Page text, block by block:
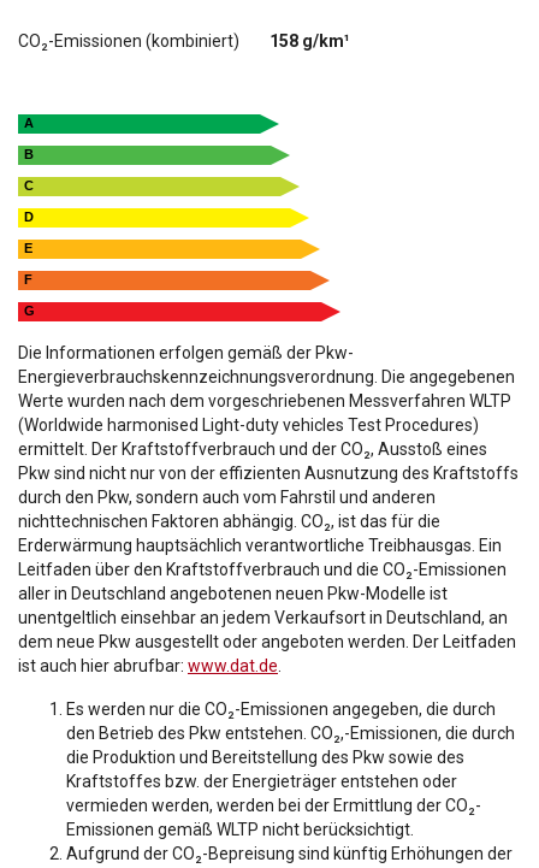
CO₂-Emissionen (kombiniert) 158 g/km¹
A
B
C
D
E
F
G
Die Informationen erfolgen gemäß der Pkw-
Energieverbrauchskennzeichnungsverordnung. Die angegebenen
Werte wurden nach dem vorgeschriebenen Messverfahren WLTP
(Worldwide harmonised Light-duty vehicles Test Procedures)
ermittelt. Der Kraftstoffverbrauch und der CO₂, Ausstoß eines
Pkw sind nicht nur von der effizienten Ausnutzung des Kraftstoffs
durch den Pkw, sondern auch vom Fahrstil und anderen
nichttechnischen Faktoren abhängig. CO₂, ist das für die
Erderwärmung hauptsächlich verantwortliche Treibhausgas. Ein
Leitfaden über den Kraftstoffverbrauch und die CO₂-Emissionen
aller in Deutschland angebotenen neuen Pkw-Modelle ist
unentgeltlich einsehbar an jedem Verkaufsort in Deutschland, an
dem neue Pkw ausgestellt oder angeboten werden. Der Leitfaden
ist auch hier abrufbar: www.dat.de.
Es werden nur die CO₂-Emissionen angegeben, die durch
den Betrieb des Pkw entstehen. CO₂,-Emissionen, die durch
die Produktion und Bereitstellung des Pkw sowie des
Kraftstoffes bzw. der Energieträger entstehen oder
vermieden werden, werden bei der Ermittlung der CO₂-
Emissionen gemäß WLTP nicht berücksichtigt.
Aufgrund der CO₂-Bepreisung sind künftig Erhöhungen der